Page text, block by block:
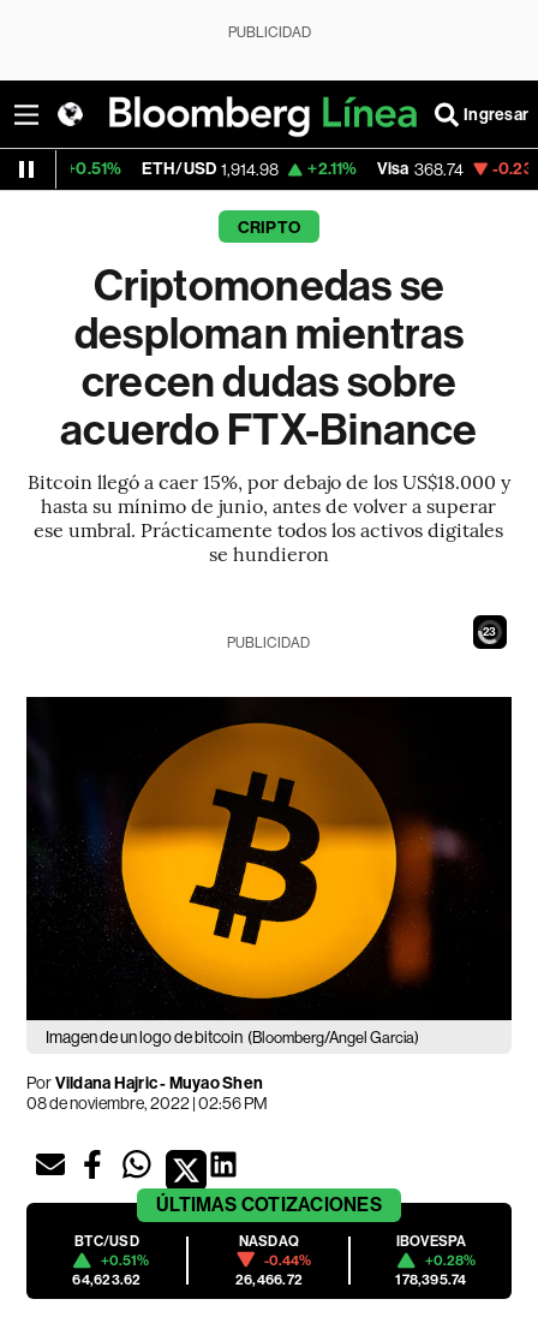
PUBLICIDAD
Ingresar
ETH/USD 1,914.98 +2.11% Visa 368.74 -0.23%
CRIPTO
Criptomonedas se
desploman mientras
crecen dudas sobre
acuerdo FTX-Binance
Bitcoin llegó a caer 15%, por debajo de los US$18.000 y
hasta su mínimo de junio, antes de volver a superar
ese umbral. Prácticamente todos los activos digitales
se hundieron
21
PUBLICIDAD
Imagen de un logo de bitcoin (Bloomberg/Angel Garcia)
PorVildana Hajric - Muyao Shen
08 de noviembre, 2022 | 02:56 PM
ÚLTIMAS COTIZACIONES
BTC/USD
+0.51%
64,623.62
NASDAQ
-0.44%
26,466.72
IBOVESPA
+0.28%
178,395.74